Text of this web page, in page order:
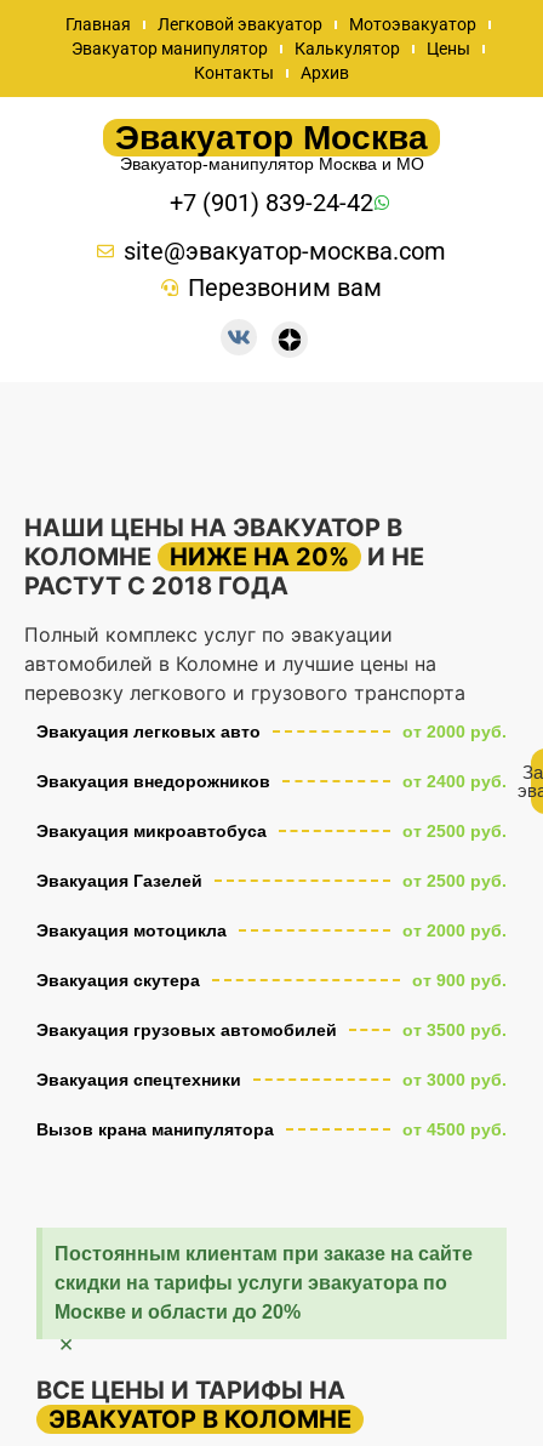
Главная Легковой эвакуатор
Мотоэвакуатор
Эвакуатор манипулятор
Калькулятор
Цены
Контакты
Архив
Эвакуатор Москва
Эвакуатор-манипулятор Москва и МО
+7 (901) 839-24-42
site@эвакуатор-москва.com
Перезвоним вам
НАШИ ЦЕНЫ НА ЭВАКУАТОР В
КОЛОМНЕ
НИЖЕ НА 20%
И НЕ
РАСТУТ С 2018 ГОДА
Полный комплекс услуг по эвакуации
автомобилей в Коломне и лучшие цены на
перевозку легкового и грузового транспорта
Эвакуация легковых авто от 2000 руб.
Эвакуация внедорожников от 2400 руб.
Эвакуация микроавтобуса от 2500 руб.
Эвакуация Газелей от 2500 руб.
Эвакуация мотоцикла от 2000 руб.
Эвакуация скутера от 900 руб.
Эвакуация грузовых автомобилей от 3500 руб.
Эвакуация спецтехники от 3000 руб.
Вызов крана манипулятора от 4500 руб.
Постоянным клиентам при заказе на сайте
скидки на тарифы услуги эвакуатора по
Москве и области до 20%
×
ВСЕ ЦЕНЫ И ТАРИФЫ НА
ЭВАКУАТОР В КОЛОМНЕ